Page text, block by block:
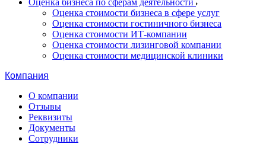
Оценка бизнеса по сферам деятельности
Оценка стоимости бизнеса в сфере услуг
Оценка стоимости гостиничного бизнеса
Оценка стоимости ИТ-компании
Оценка стоимости лизинговой компании
Оценка стоимости медицинской клиники
Компания
О компании
Отзывы
Реквизиты
Документы
Сотрудники